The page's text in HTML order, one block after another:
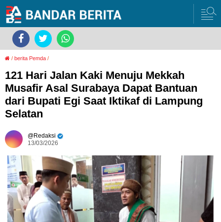
/ berita Pemda /
121 Hari Jalan Kaki Menuju Mekkah
Musafir Asal Surabaya Dapat Bantuan
dari Bupati Egi Saat Iktikaf di Lampung
Selatan
Redaksi
13/03/2026